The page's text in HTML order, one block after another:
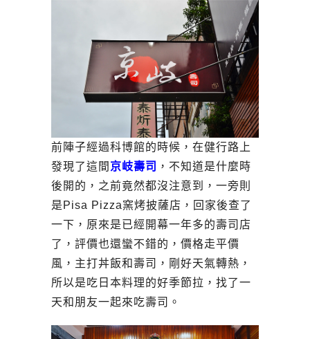
前陣子經過科博館的時候，在健行路上
發現了這間 京岐壽司 ，不知道是什麼時
後開的，之前竟然都沒注意到，一旁則
是Pisa Pizza窯烤披薩店，回家後查了
一下，原來是已經開幕一年多的壽司店
了，評價也還蠻不錯的，價格走平價
風，主打丼飯和壽司，剛好天氣轉熱，
所以是吃日本料理的好季節拉，找了一
天和朋友一起來吃壽司。